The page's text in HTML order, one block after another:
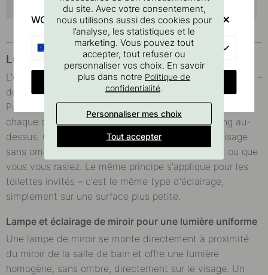
lumineuses LED accessoires
Luminaire et applique pour la salle de bain
L'éclairage de salle de bain existe sous plusieurs formes –
de l'applique murale classique au luminaire suspendu.
Pour une applique murale, il est courant de la placer de
chaque côté du miroir, ou comme un luminaire long au-
dessus. Cela donne une lumière uniforme sur le visage
sans ombres marquées, que vous vous maquilliez ou que
vous vous rasiez. Le même principe s'applique pour les
toilettes invités – c'est le même type d'éclairage,
simplement sur une surface plus petite.
Lampe et éclairage de miroir pour une lumière uniforme
Une lampe de miroir se monte directement à proximité
du miroir de la salle de bain et offre une lumière
homogène, sans ombre, directement sur le visage. Un
du site. Avec votre consentement,
nous utilisons aussi des cookies pour
l’analyse, les statistiques et le
marketing. Vous pouvez tout
accepter, tout refuser ou
personnaliser vos choix. En savoir
plus dans notre Politique de
confidentialité.
Personnaliser mes choix
Tout accepter
WOULD YOU RATHER VISIT?
CHANGE COUNTRY